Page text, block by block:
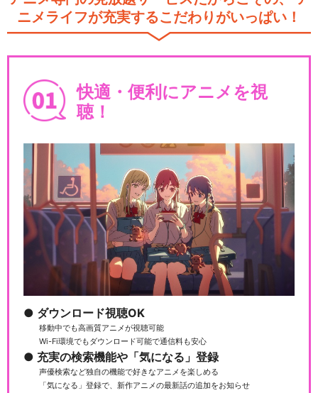
ニメライフが充実するこだわりがいっぱい！
快適・便利にアニメを視
聴！
ダウンロード視聴OK
移動中でも高画質アニメが視聴可能
Wi-Fi環境でもダウンロード可能で通信料も安心
充実の検索機能や「気になる」登録
声優検索など独自の機能で好きなアニメを楽しめる
「気になる」登録で、新作アニメの最新話の追加をお知らせ